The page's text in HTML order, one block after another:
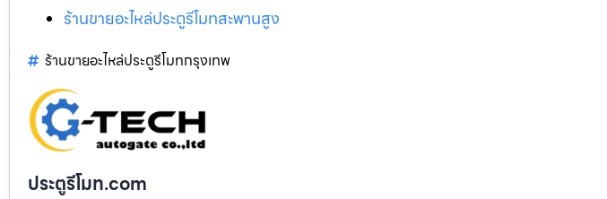
ร้านขายอะไหล่ประตูรีโมทสะพานสูง
ร้านขายอะไหล่ประตูรีโมทกรุงเทพ
ประตูรีโมท.com